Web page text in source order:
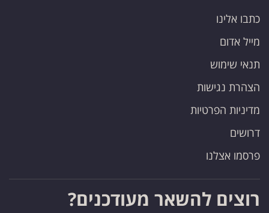
כתבו אלינו
מייל אדום
תנאי שימוש
הצהרת נגישות
מדיניות הפרטיות
דרושים
פרסמו אצלנו
רוצים להשאר מעודכנים?